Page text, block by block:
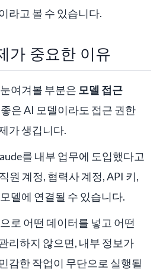
라고 볼 수 있습니다.
가 중요한 이유
여겨볼 부분은 모델 접근
은 AI 모델이라도 접근 권한
가 생깁니다.
를 내부 업무에 도입했다고
원 계정, 협력사 계정, API 키,
델에 연결될 수 있습니다.
로 어떤 데이터를 넣고 어떤
리하지 않으면, 내부 정보가
감한 작업이 무단으로 실행될